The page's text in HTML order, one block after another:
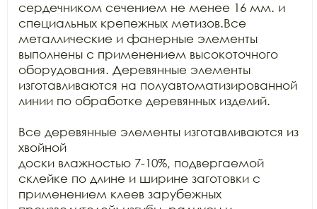
сердечником сечением не менее 16 мм. и
специальных крепежных метизов.Все
металлические и фанерные элементы
выполнены с применением высокоточного
оборудования. Деревянные элементы
изготавливаются на полуавтоматизированной
линии по обработке деревянных изделий.
Все деревянные элементы изготавливаются из
хвойной
доски влажностью 7-10%, подвергаемой
склейке по длине и ширине заготовки с
применением клеев зарубежных